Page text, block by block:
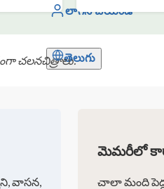
లాగిన్ చేయండి
తెలుగు
చలనచిత్రాలు.
వాసన,
మెమరీలో
చాలా మంది